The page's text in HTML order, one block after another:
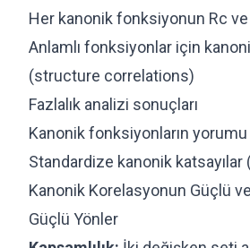
Her kanonik fonksiyonun Rc
Anlamlı fonksiyonlar için
(structure correlations)
Fazlalık analizi sonuçları
Kanonik fonksiyonların yorumu
Standardize kanonik
Kanonik Korelasyonun Güçlü
Güçlü Yönler